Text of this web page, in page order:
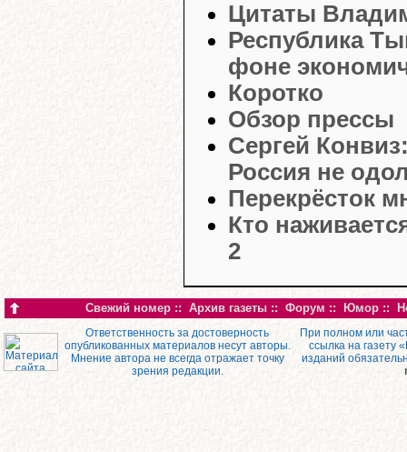
Цитаты
Республика
фоне
Коротко
Обзор прессы
Сергей
Россия не
Перекрёсток
Кто
2
Свежий номер :: Архив газеты :: Форум :: Юмор ::
Ответственность за достоверность
опубликованных материалов несут авторы.
Мнение автора не всегда отражает точку
зрения редакции.
При полном или
ссылка на газету
изданий